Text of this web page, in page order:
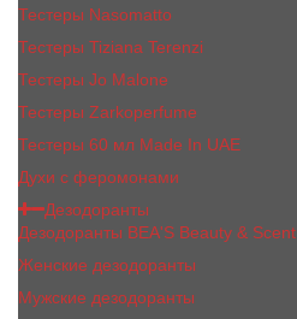
Тестеры Nasomatto
Тестеры Tiziana Terenzi
Тестеры Jо Malоnе
Тестеры Zarkoperfume
Тестеры 60 мл Made In UAE
Духи с феромонами
Дезодоранты
Дезодоранты BEA'S Beauty & Scent
Женские дезодоранты
Мужские дезодоранты